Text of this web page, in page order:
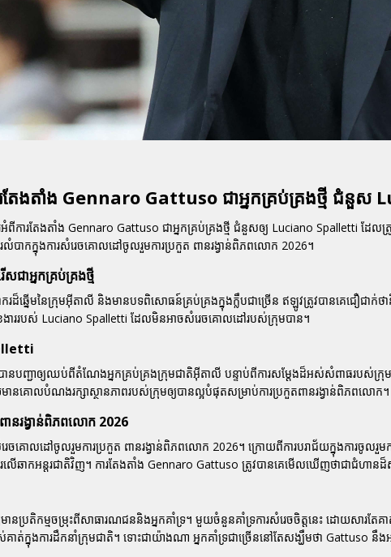
ារតែងតាំង Gennaro Gattuso ជាអ្នកគ្រប់គ្រងថ្មី ជំ
ពីការតែងតាំង Gennaro Gattuso ជាអ្នកគ្រប់គ្រងថ្មី ជំនួសឲ្យ Luciano Spalletti ដែលត្
ាកក្នុងការសំរេចគោលដៅចូលរួមការប្រកួត ពានរង្វាន់ពិភពលោក 2026។
ាអ្នកគ្រប់គ្រងថ្មី
រដ៏ឆ្នើមនៃក្រុមអ៊ីតាលី និងមានបទពិសោធន៍គ្រប់គ្រងក្នុងក្លឹបជាច្រើន ឥឡូវត្រូវបានគេជឿជាក់
ងាររបស់ Luciano Spalletti ដែលមិនអាចសំរេចគោលដៅរបស់ក្រុមបាន។
ានបញ្ជាឲ្យឈប់ពីតំណែងអ្នកគ្រប់គ្រងក្រុមជាតិអ៊ីតាលី បន្ទាប់ពីការសម្តែងដ៏អស់សំពាធរបស់ក្រុមក្
គោលបំណងរក្សាស្ថានភាពរបស់ក្រុមឲ្យបានល្អបំផុតសម្រាប់ការប្រកួតពានរង្វាន់ពិភពលោក។
ានរង្វាន់ពិភពលោក 2026
រេចគោលដៅចូលរួមការប្រកួត ពានរង្វាន់ពិភពលោក 2026។ ក្រោយពីការបរាជ័យក្នុងការចូលរួ
ើឆាកអន្តរជាតិវិញ។ ការតែងតាំង Gennaro Gattuso ត្រូវបានគេមើលឃើញថាជាជំហានដ៏សំ
យមានប្រតិកម្មចម្រុះពីសាធារណជននិងអ្នកគាំទ្រ។ មួយចំនួនគាំទ្រការសំរេចចិត្តនេះ ដោយសារត
ក្នុងការដឹកនាំក្រុមជាតិ។ ទោះជាយ៉ាងណា អ្នកគាំទ្រជាច្រើននៅតែសង្ឃឹមថា Gattuso នឹង